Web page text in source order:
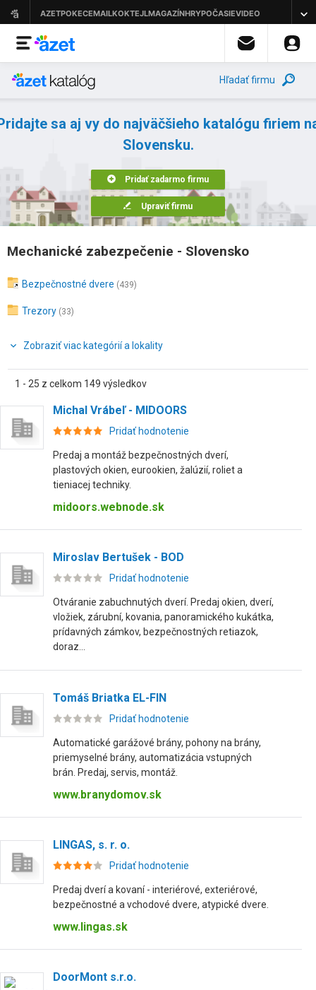
Hľadať firmu
sa aj vy do najväčšieho katalógu firiem
Slovensku.
Pridať zadarmo firmu
Upraviť firmu
Mechanické zabezpečenie - Slovensko
Bezpečnostné dvere (439)
Trezory (33)
Zobraziť viac kategórií a lokality
1 - 25 z celkom 149 výsledkov
Michal Vrábeľ - MIDOORS
Pridať hodnotenie
Predaj a montáž bezpečnostných dverí,
plastových okien, eurookien, žalúzií, roliet a
tieniacej techniky.
midoors.webnode.sk
Miroslav Bertušek - BOD
Pridať hodnotenie
Otváranie zabuchnutých dverí. Predaj okien, dverí,
vložiek, zárubní, kovania, panoramického kukátka,
prídavných zámkov, bezpečnostných retiazok,
doraz...
Tomáš Briatka EL-FIN
Pridať hodnotenie
Automatické garážové brány, pohony na brány,
priemyselné brány, automatizácia vstupných
brán. Predaj, servis, montáž.
www.branydomov.sk
LINGAS, s. r. o.
Pridať hodnotenie
Predaj dverí a kovaní - interiérové, exteriérové,
bezpečnostné a vchodové dvere, atypické dvere.
www.lingas.sk
DoorMont s.r.o.